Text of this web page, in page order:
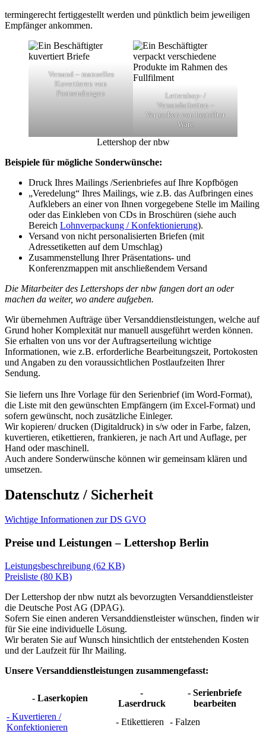
termingerecht fertiggestellt werden und pünktlich beim jeweiligen
Empfänger ankommen.
Versand – manuelles
Kuvertieren von
Postsendungen
Lettershop- /
Versandarbeiten –
Verpacken von bestellter
Ware
Lettershop der nbw
Beispiele für mögliche Sonderwünsche:
Druck Ihres Mailings /Serienbriefes auf Ihre Kopfbögen
„Veredelung“ Ihres Mailings, wie z.B. das Aufbringen eines
Aufklebers an einer von Ihnen vorgegebene Stelle im Mailing
oder das Einkleben von CDs in Broschüren (siehe auch
Bereich Lohnverpackung / Konfektionierung).
Versand von nicht personalisierten Briefen (mit
Adressetiketten auf dem Umschlag)
Zusammenstellung Ihrer Präsentations- und
Konferenzmappen mit anschließendem Versand
Die Mitarbeiter des Lettershops der nbw fangen dort an oder
machen da weiter, wo andere aufgeben.
Wir übernehmen Aufträge über Versanddienstleistungen, welche auf
Grund hoher Komplexität nur manuell ausgeführt werden können.
Sie erhalten von uns vor der Auftragserteilung wichtige
Informationen, wie z.B. erforderliche Bearbeitungszeit, Portokosten
und Angaben zu den voraussichtlichen Postlaufzeiten Ihrer
Sendung.
Sie liefern uns Ihre Vorlage für den Serienbrief (im Word-Format),
die Liste mit den gewünschten Empfängern (im Excel-Format) und
sofern gewünscht, noch zusätzliche Einleger.
Wir kopieren/ drucken (Digitaldruck) in s/w oder in Farbe, falzen,
kuvertieren, etikettieren, frankieren, je nach Art und Auflage, per
Hand oder maschinell.
Auch andere Sonderwünsche können wir gemeinsam klären und
umsetzen.
Datenschutz / Sicherheit
Wichtige Informationen zur DS GVO
Preise und Leistungen – Lettershop Berlin
Leistungsbeschreibung (62 KB)
Preisliste (80 KB)
Der Lettershop der nbw nutzt als bevorzugten Versanddienstleister
die Deutsche Post AG (DPAG).
Sofern Sie einen anderen Versanddienstleister wünschen, finden wir
für Sie eine individuelle Lösung.
Wir beraten Sie auf Wunsch hinsichtlich der entstehenden Kosten
und der Laufzeit für Ihr Mailing.
Unsere Versanddienstleistungen zusammengefasst:
- Laserkopien
-
Laserdruck
- Serienbriefe
bearbeiten
- Kuvertieren /
Konfektionieren
- Etikettieren - Falzen